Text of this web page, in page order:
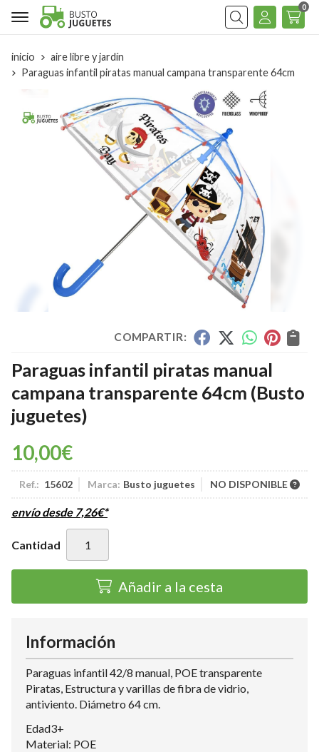
Buscar
0
inicio
aire libre y jardín
Paraguas infantil piratas manual campana transparente 64cm
COMPARTIR:
Paraguas infantil piratas manual
campana transparente 64cm (Busto
juguetes)
10,00€
Ref.: 15602 Marca: Busto juguetes NO DISPONIBLE
envío desde 7,26€*
Cantidad
Añadir a la cesta
Información
Paraguas infantil 42/8 manual, POE transparente
Piratas, Estructura y varillas de fibra de vidrio,
antiviento. Diámetro 64 cm.
Edad3+
Material: POE